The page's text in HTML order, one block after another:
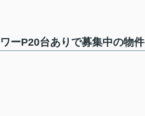
ーP20台ありで募集中の物件